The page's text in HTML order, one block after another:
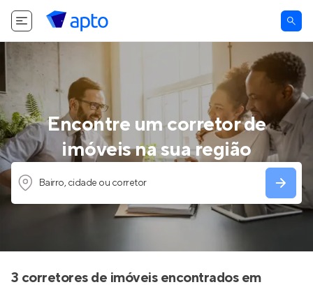
Encontre um corretor de
imóveis na sua região
Bairro, cidade ou corretor
3 corretores de imóveis encontrados em